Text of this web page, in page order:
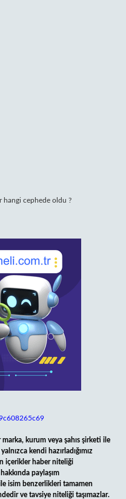
hangi cephede oldu ?
kurum veya şahıs şirketi ile
kendi hazırladığımız
içerikler haber niteliği
paylaşım
isim benzerlikleri tamamen
ve tavsiye niteliği taşımazlar.